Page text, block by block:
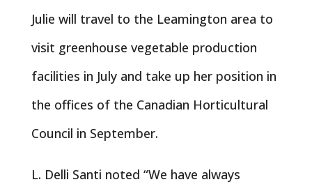
Julie will travel to the Leamington area to
visit greenhouse vegetable production
facilities in July and take up her position in
the offices of the Canadian Horticultural
Council in September.
L. Delli Santi noted “We have always